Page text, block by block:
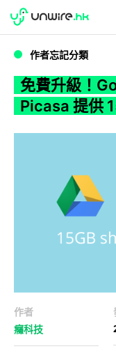
WWDC 2026
作者忘記分類
免費升級！
Picasa 提供
作者
癮科技